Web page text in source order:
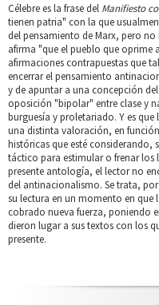
Célebre es la frase del Manifiesto
tienen patria" con la que
del pensamiento de Marx, pero
afirma "que el pueblo que oprime
afirmaciones contrapuestas que
encerrar el pensamiento
y de apuntar a una concepción
oposición "bipolar" entre clase y
burguesía y proletariado. Y es
una distinta valoración, en
históricas que esté
táctico para estimular o frenar los
presente antología, el lector no
del antinacionalismo. Se trata,
su lectura en un momento en que
cobrado nueva fuerza, poniendo
dieron lugar a sus textos con los
presente.